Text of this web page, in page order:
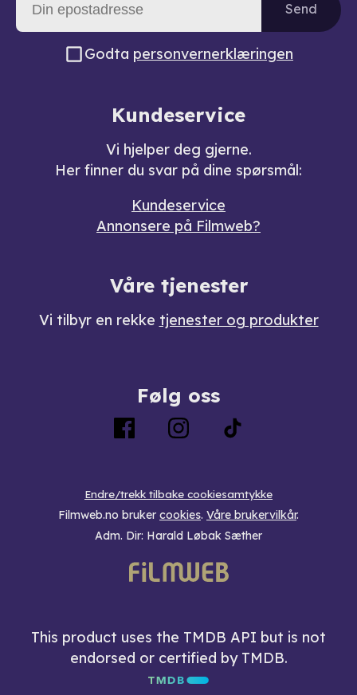
Send
Godta personvernerklæringen
Kundeservice
Vi hjelper deg gjerne.
Her finner du svar på dine spørsmål:
Kundeservice
Annonsere på Filmweb?
Våre tjenester
Vi tilbyr en rekke tjenester og produkter
Følg oss
Endre/trekk tilbake cookiesamtykke
Filmweb.no bruker cookies. Våre brukervilkår.
Adm. Dir: Harald Løbak Sæther
This product uses the TMDB API but is not
endorsed or certified by TMDB.